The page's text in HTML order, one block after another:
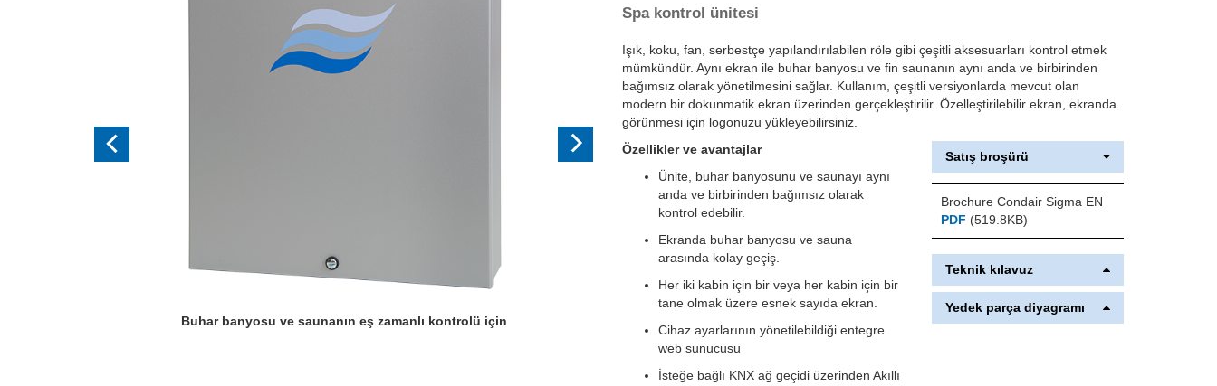
Buhar banyosu ve saunanın eş zamanlı kontrolü için
Spa kontrol ünitesi
Işık, koku, fan, serbestçe yapılandırılabilen röle gibi çeşitli aksesuarları kontrol etmek
mümkündür. Aynı ekran ile buhar banyosu ve fin saunanın aynı anda ve birbirinden
bağımsız olarak yönetilmesini sağlar. Kullanım, çeşitli versiyonlarda mevcut olan
modern bir dokunmatik ekran üzerinden gerçekleştirilir. Özelleştirilebilir ekran, ekranda
görünmesi için logonuzu yükleyebilirsiniz.
Özellikler ve avantajlar
Ünite, buhar banyosunu ve saunayı aynı
anda ve birbirinden bağımsız olarak
kontrol edebilir.
Ekranda buhar banyosu ve sauna
arasında kolay geçiş.
Her iki kabin için bir veya her kabin için bir
tane olmak üzere esnek sayıda ekran.
Cihaz ayarlarının yönetilebildiği entegre
web sunucusu
İsteğe bağlı KNX ağ geçidi üzerinden Akıllı
Satış broşürü
Brochure Condair Sigma EN
PDF (519.8KB)
Teknik kılavuz
Yedek parça diyagramı